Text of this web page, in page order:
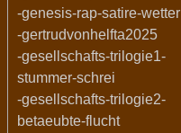
-genesis-rap-satire-wetter
-gertrudvonhelfta2025
-gesellschafts-trilogie1-
stummer-schrei
-gesellschafts-trilogie2-
betaeubte-flucht